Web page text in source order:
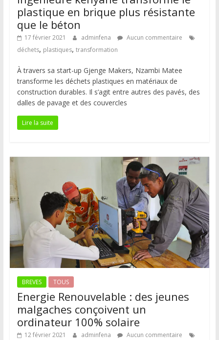
plastique en brique plus résistante
que le béton
17 février 2021 adminfena
Aucun commentaire
déchets, plastiques, transformation
À travers sa start-up Gjenge Makers, Nzambi Matee
transforme les déchets plastiques en matériaux de
construction durables. Il s’agit entre autres des pavés, des
dalles de pavage et des couvercles
Lire la suite
BREVES TOUS
Energie Renouvelable : des jeunes
malgaches conçoivent un
ordinateur 100% solaire
12 février 2021 adminfena
Aucun commentaire